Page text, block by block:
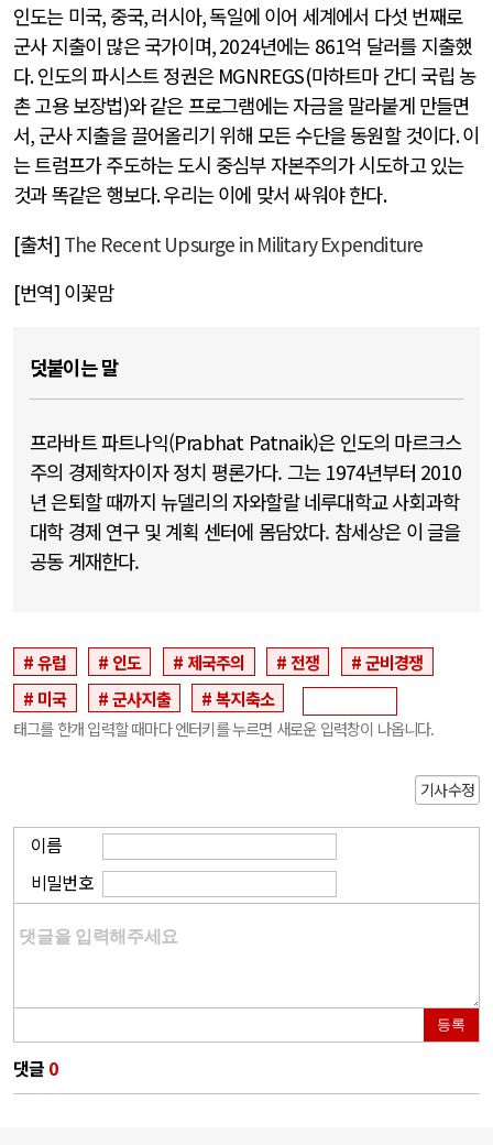
인도는 미국, 중국,러시아,독일에 이어 세계에서 다섯 번째로
군사 지출이 많은 국가이며, 2024년에는 861억 달러를 지출했
다.인도의 파시스트 정권은 MGNREGS(마하트마 간디 국립 농
촌 고용 보장법)와 같은 프로그램에는 자금을 말라붙게 만들면
서, 군사 지출을 끌어올리기 위해 모든 수단을 동원할 것이다.이
는 트럼프가 주도하는 도시 중심부 자본주의가 시도하고 있는
것과 똑같은 행보다.우리는 이에 맞서 싸워야 한다.
[출처] The Recent Upsurge in Military Expenditure
[번역] 이꽃맘
덧붙이는 말
프라바트 파트나익(Prabhat Patnaik)은 인도의 마르크스
주의 경제학자이자 정치 평론가다. 그는 1974년부터 2010
년 은퇴할 때까지 뉴델리의 자와할랄 네루대학교 사회과학
대학 경제 연구 및 계획 센터에 몸담았다. 참세상은 이 글을
공동 게재한다.
유럽 인도 제국주의 전쟁
군비경쟁
미국
군사지출 복지축소
태그를 한개 입력할 때마다 엔터키를 누르면 새로운 입력창이 나옵니다.
기사수정
이름
비밀번호
등록
댓글 0